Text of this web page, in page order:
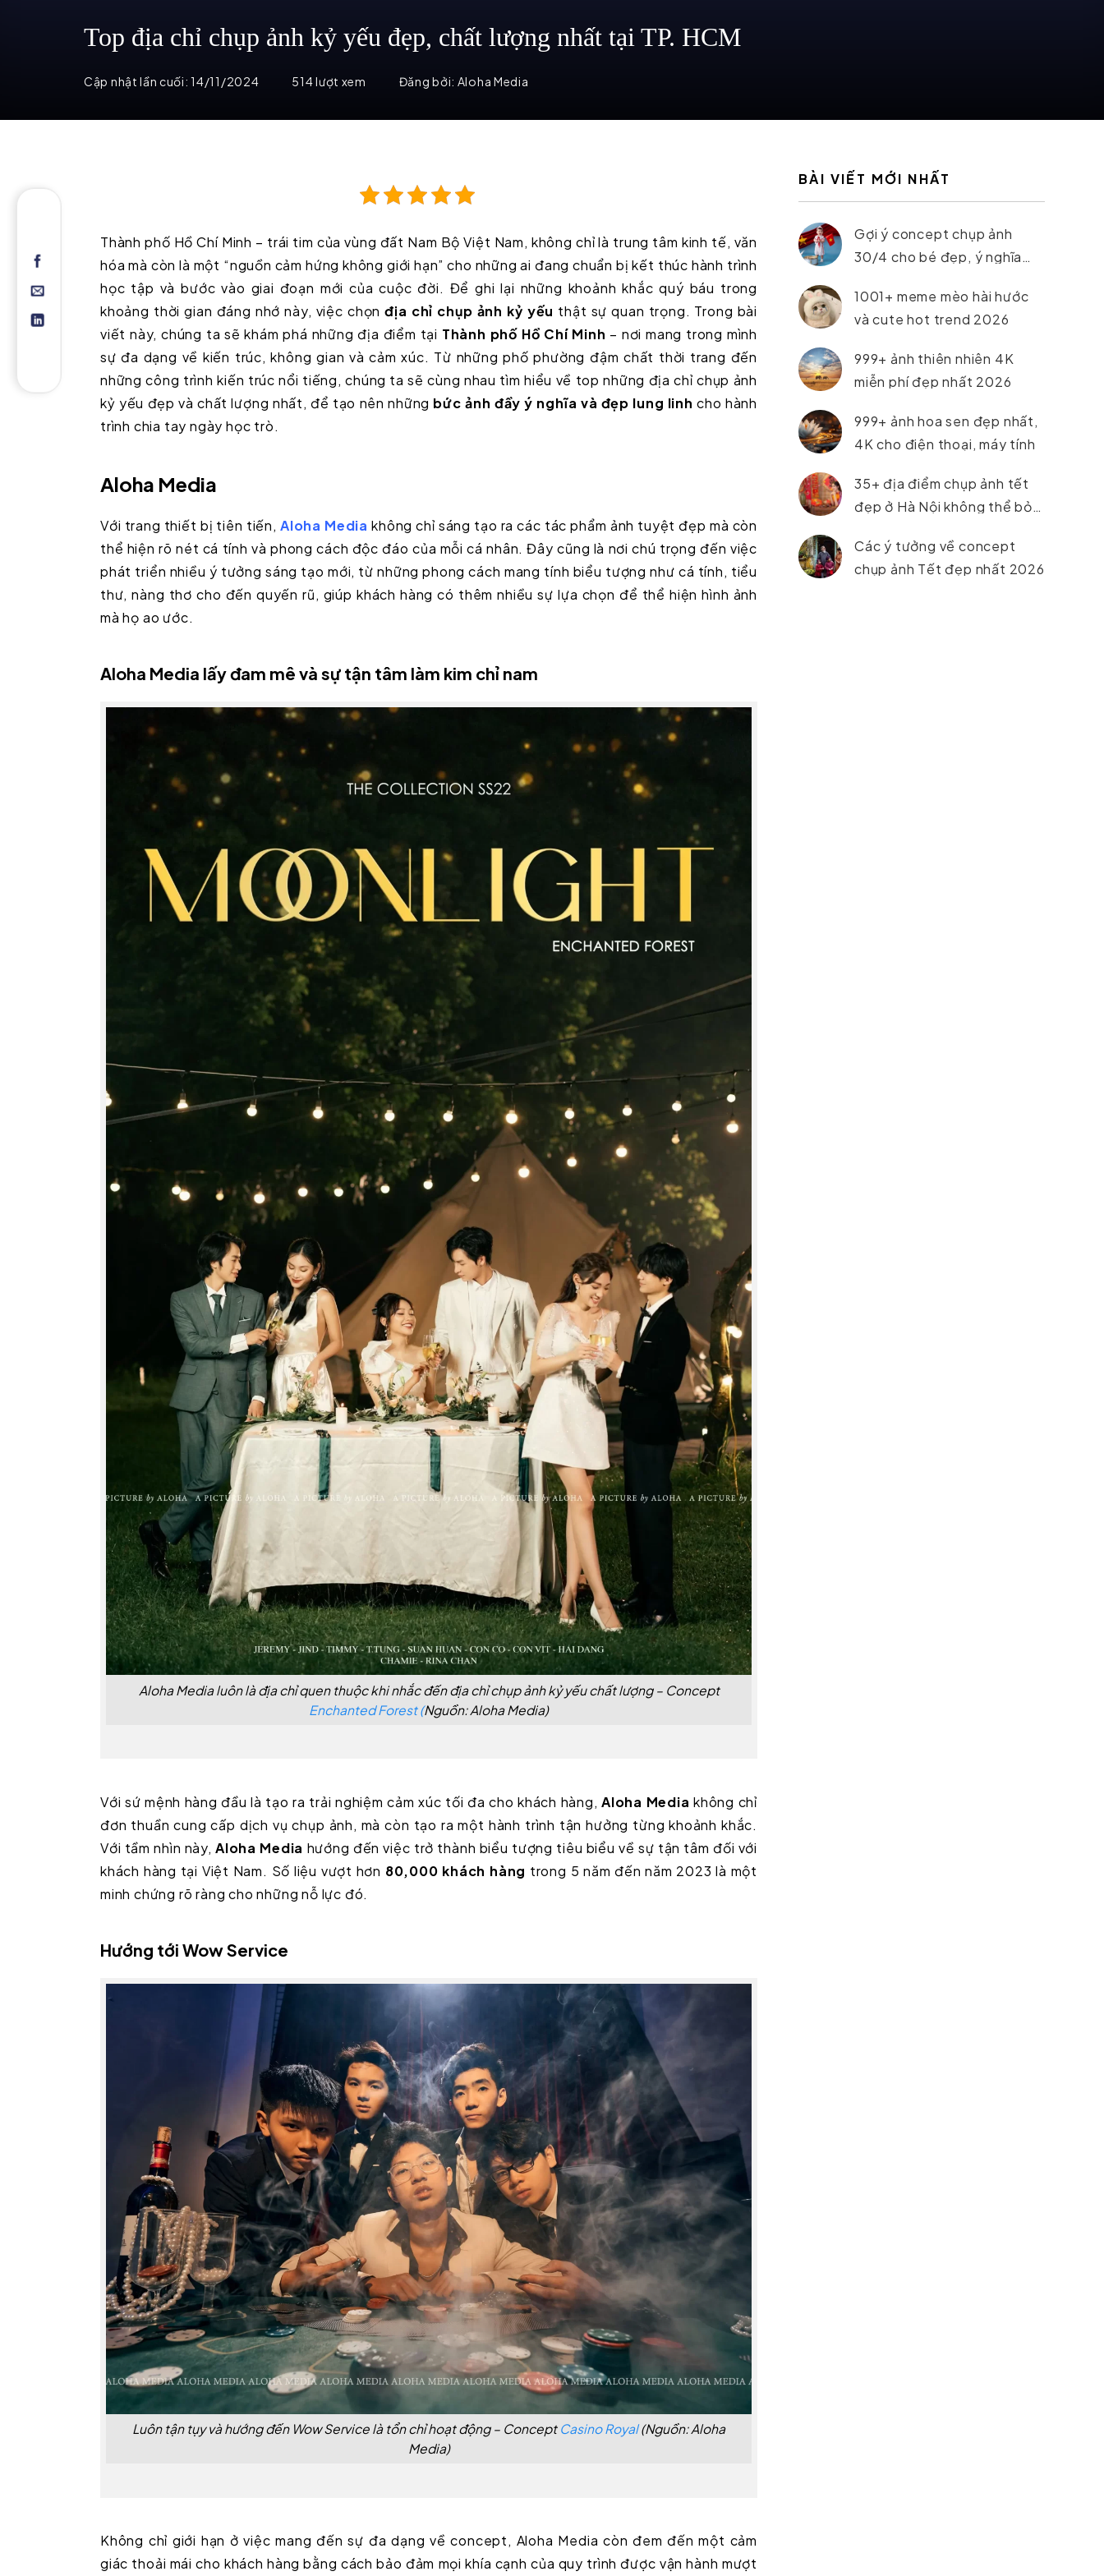
Top địa chỉ chụp ảnh kỷ yếu đẹp, chất lượng nhất tại TP. HCM
Cập nhật lần cuối:14/11/2024 514 lượt xem Đăng bởi: Aloha Media
Thành phố Hồ Chí Minh – trái tim của vùng đất Nam Bộ Việt Nam, không chỉ là trung tâm kinh tế, văn
hóa mà còn là một “nguồn cảm hứng không giới hạn” cho những ai đang chuẩn bị kết thúc hành trình
học tập và bước vào giai đoạn mới của cuộc đời. Để ghi lại những khoảnh khắc quý báu trong
khoảng thời gian đáng nhớ này, việc chọnđịa chỉ chụp ảnh kỷ yếu thật sự quan trọng. Trong bài
viết này, chúng ta sẽ khám phá những địa điểm tại Thành phố Hồ Chí Minh – nơi mang trong mình
sự đa dạng về kiến trúc, không gian và cảm xúc. Từ những phố phường đậm chất thời trang đến
những công trình kiến trúc nổi tiếng, chúng ta sẽ cùng nhau tìm hiểu về top những địa chỉ chụp ảnh
kỷ yếu đẹp và chất lượng nhất, để tạo nên những bức ảnh đầy ý nghĩa và đẹp lung linh cho hành
trình chia tay ngày học trò.
Aloha Media
Với trang thiết bị tiên tiến, Aloha Media không chỉ sáng tạo ra các tác phẩm ảnh tuyệt đẹp mà còn
thể hiện rõ nét cá tính và phong cách độc đáo của mỗi cá nhân. Đây cũng là nơi chú trọng đến việc
phát triển nhiều ý tưởng sáng tạo mới, từ những phong cách mang tính biểu tượng như cá tính, tiểu
thư, nàng thơ cho đến quyến rũ, giúp khách hàng có thêm nhiều sự lựa chọn để thể hiện hình ảnh
mà họ ao ước.
Aloha Media lấy đam mê và sự tận tâm làm kim chỉ nam
Aloha Media luôn là địa chỉ quen thuộc khi nhắc đến địa chỉ chụp ảnh kỷ yếu chất lượng – Concept
Enchanted Forest (Nguồn: Aloha Media)
Với sứ mệnh hàng đầu là tạo ra trải nghiệm cảm xúc tối đa cho khách hàng,Aloha Media không chỉ
đơn thuần cung cấp dịch vụ chụp ảnh, mà còn tạo ra một hành trình tận hưởng từng khoảnh khắc.
Với tầm nhìn này,Aloha Media hướng đến việc trở thành biểu tượng tiêu biểu về sự tận tâm đối với
khách hàng tại Việt Nam. Số liệu vượt hơn 80,000 khách hàng trong 5 năm đến năm 2023 là một
minh chứng rõ ràng cho những nỗ lực đó.
Hướng tới Wow Service
Luôn tận tụy và hướng đến Wow Service là tổn chỉ hoạt động – Concept Casino Royal(Nguồn: Aloha
Media)
Không chỉ giới hạn ở việc mang đến sự đa dạng về concept, Aloha Media còn đem đến một cảm
giác thoải mái cho khách hàng bằng cách bảo đảm mọi khía cạnh của quy trình được vận hành mượt
BÀI VIẾT MỚI NHẤT
Gợi ý concept chụp ảnh
30/4 cho bé đẹp, ý nghĩa
1001+ meme mèo hài hước
và cute hot trend 2026
999+ ảnh thiên nhiên 4K
miễn phí đẹp nhất 2026
999+ ảnh hoa sen đẹp nhất,
4K cho điện thoại, máy tính
35+ địa điểm chụp ảnh tết
đẹp ở Hà Nội không thể bỏ
Các ý tưởng về concept
chụp ảnh Tết đẹp nhất 2026